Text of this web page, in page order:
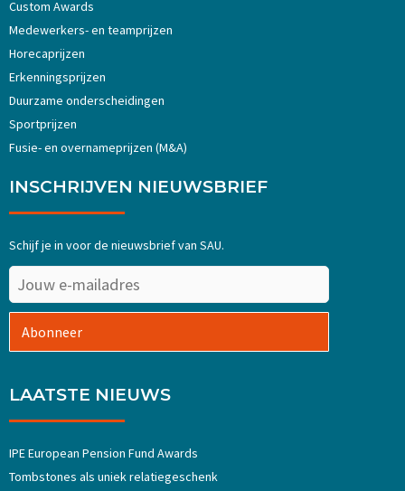
Custom Awards
Medewerkers- en teamprijzen
Horecaprijzen
Erkenningsprijzen
Duurzame onderscheidingen
Sportprijzen
Fusie- en overnameprijzen (M&A)
INSCHRIJVEN NIEUWSBRIEF
Schijf je in voor de nieuwsbrief van SAU.
Abonneer
LAATSTE NIEUWS
IPE European Pension Fund Awards
Tombstones als uniek relatiegeschenk